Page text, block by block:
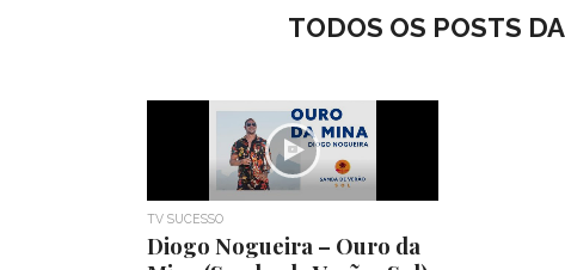
TODOS OS POSTS
TV SUCESSO
Diogo Nogueira – Ouro da